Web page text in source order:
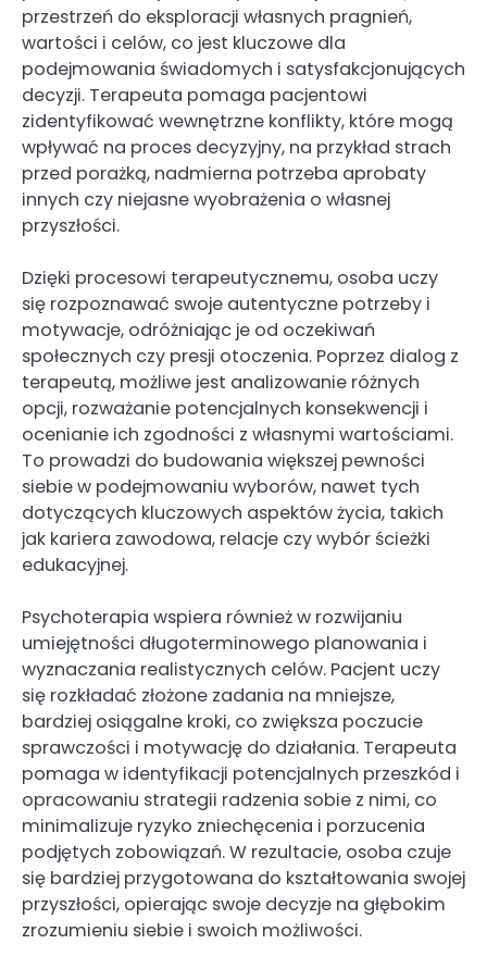
przestrzeń do eksploracji własnych pragnień,
wartości i celów, co jest kluczowe dla
podejmowania świadomych i satysfakcjonujących
decyzji. Terapeuta pomaga pacjentowi
zidentyfikować wewnętrzne konflikty, które mogą
wpływać na proces decyzyjny, na przykład strach
przed porażką, nadmierna potrzeba aprobaty
innych czy niejasne wyobrażenia o własnej
przyszłości.
Dzięki procesowi terapeutycznemu, osoba uczy
się rozpoznawać swoje autentyczne potrzeby i
motywacje, odróżniając je od oczekiwań
społecznych czy presji otoczenia. Poprzez dialog z
terapeutą, możliwe jest analizowanie różnych
opcji, rozważanie potencjalnych konsekwencji i
ocenianie ich zgodności z własnymi wartościami.
To prowadzi do budowania większej pewności
siebie w podejmowaniu wyborów, nawet tych
dotyczących kluczowych aspektów życia, takich
jak kariera zawodowa, relacje czy wybór ścieżki
edukacyjnej.
Psychoterapia wspiera również w rozwijaniu
umiejętności długoterminowego planowania i
wyznaczania realistycznych celów. Pacjent uczy
się rozkładać złożone zadania na mniejsze,
bardziej osiągalne kroki, co zwiększa poczucie
sprawczości i motywację do działania. Terapeuta
pomaga w identyfikacji potencjalnych przeszkód i
opracowaniu strategii radzenia sobie z nimi, co
minimalizuje ryzyko zniechęcenia i porzucenia
podjętych zobowiązań. W rezultacie, osoba czuje
się bardziej przygotowana do kształtowania swojej
przyszłości, opierając swoje decyzje na głębokim
zrozumieniu siebie i swoich możliwości.